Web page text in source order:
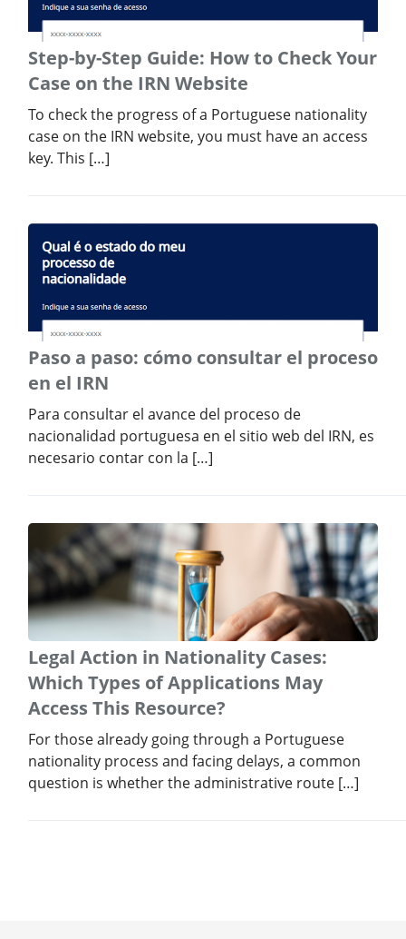
Step-by-Step Guide: How to Check Your
Case on the IRN Website
To check the progress of a Portuguese nationality
case on the IRN website, you must have an access
key. This […]
Paso a paso: cómo consultar el proceso
en el IRN
Para consultar el avance del proceso de
nacionalidad portuguesa en el sitio web del IRN, es
necesario contar con la […]
Legal Action in Nationality Cases:
Which Types of Applications May
Access This Resource?
For those already going through a Portuguese
nationality process and facing delays, a common
question is whether the administrative route […]